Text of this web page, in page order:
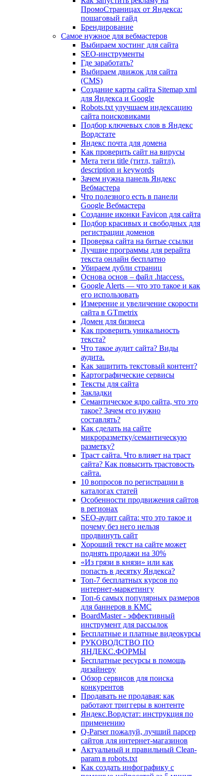
ПромоСтраницах от Яндекса:
пошаговый гайд
Брендирование
Самое нужное для вебмастеров
Выбираем хостинг для сайта
SEO-инструменты
Где заработать?
Выбираем движок для сайта
(CMS)
Создание карты сайта Sitemap xml
для Яндекса и Google
Robots.txt улучшаем индексацию
сайта поисковиками
Подбор ключевых слов в Яндекс
Вордстате
Яндекс почта для домена
Как проверить сайт на вирусы
Мета теги title (титл, тайтл),
description и keywords
Зачем нужна панель Яндекс
Вебмастера
Что полезного есть в панели
Google Вебмастера
Создание иконки Favicon для сайта
Подбор красивых и свободных для
регистрации доменов
Проверка сайта на битые ссылки
Лучшие программы для рерайта
текста онлайн бесплатно
Убираем дубли страниц
Основа основ – файл .htaccess.
Google Alerts — что это такое и как
его использовать
Измерение и увеличение скорости
сайта в GTmetrix
Домен для бизнеса
Как проверить уникальность
текста?
Что такое аудит сайта? Виды
аудита.
Как защитить текстовый контент?
Картографические сервисы
Тексты для сайта
Закладки
Семантическое ядро сайта, что это
такое? Зачем его нужно
составлять?
Как сделать на сайте
микроразметку/семантическую
разметку?
Траст сайта. Что влияет на траст
сайта? Как повысить трастовость
сайта.
10 вопросов по регистрации в
каталогах статей
Особенности продвижения сайтов
в регионах
SEO-аудит сайта: что это такое и
почему без него нельзя
продвинуть сайт
Хороший текст на сайте может
поднять продажи на 30%
«Из грязи в князи» или как
попасть в десятку Яндекса?
Топ-7 бесплатных курсов по
интернет-маркетингу
Топ-6 самых популярных размеров
для баннеров в КМС
BoardMaster - эффективный
инструмент для рассылок
Бесплатные и платные видеокурсы
РУКОВОДСТВО ПО
ЯНДЕКС.ФОРМЫ
Бесплатные ресурсы в помощь
дизайнеру
Обзор сервисов для поиска
конкурентов
Продавать не продавая: как
работают триггеры в контенте
Яндекс.Вордстат: инструкция по
применению
Q-Parser пожалуй, лучший парсер
сайтов для интернет-магазинов
Актуальный и правильный Clean-
param в robots.txt
Как создать инфографику с